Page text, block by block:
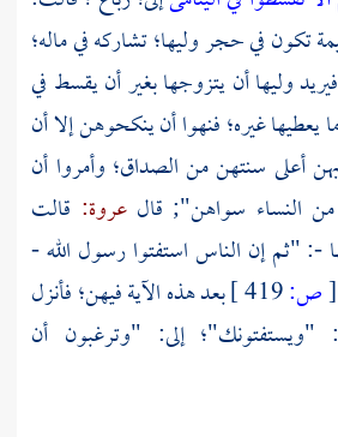
تكون في حجر وليها؛ تشاركه في ماله؛
فيريد وليها أن يتزوجها بغير أن يقسط في
يعطيها غيره؛ فنهوا أن ينكحوهن إلا أن
أعلى سنتهن من الصداق؛ وأمروا أن
النساء سواهن"; قالعروة: قالت
-: "ثم إن الناس استفتوا رسول الله -
[ص:
بعد هذه الآية فيهن؛ فأنزل
إلى: "وترغبون أن